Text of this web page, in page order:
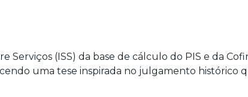
(ISS) da base de cálculo do PIS e da
uma tese inspirada no julgamento histórico